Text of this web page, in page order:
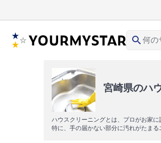
search
宮崎県のハ
ハウスクリーニングとは、プロがお家
特に、手の届かない部分に汚れがたま